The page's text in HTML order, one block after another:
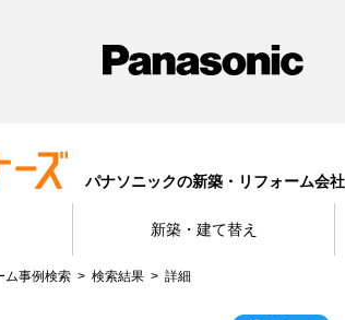
パナソニックの新築・リフォーム会
新築・建て替え
ム事例検索 検索結果 詳細